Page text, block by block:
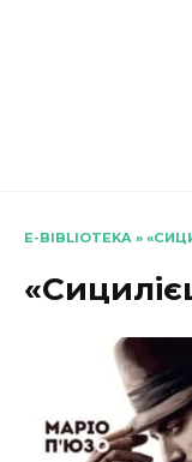
E-BIBLIOTEKA »